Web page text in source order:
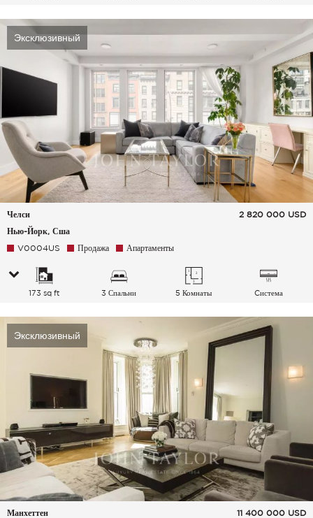
Эксклюзивный
Челси
Нью-Йорк, Сша
2 820 000 USD
V0004US Продажа Апартаменты
173 sq ft 3 Спальни 5 Комнаты
Cистема
воздуха
Эксклюзивный
Манхеттен
11 400 000 USD